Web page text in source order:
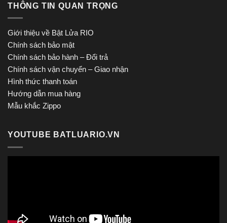
THÔNG TIN QUAN TRỌNG
Giới thiệu về Bật Lửa RIO
Chính sách bảo mật
Chính sách bảo hành – Đổi trả
Chính sách vận chuyển – Giao nhận
Hình thức thanh toán
Hướng dẫn mua hàng
Mẫu khắc Zippo
YOUTUBE BATLUARIO.VN